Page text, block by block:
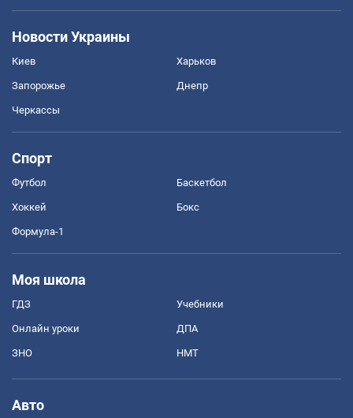
Новости Украины
Киев Харьков
Запорожье Днепр
Черкассы
Спорт
Футбол Баскетбол
Хоккей Бокс
Формула-1
Моя школа
ГДЗ Учебники
Онлайн уроки ДПА
ЗНО НМТ
Авто